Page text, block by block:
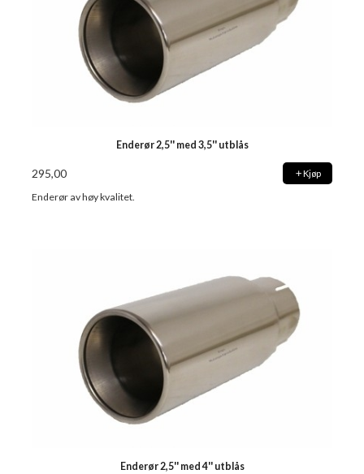
Enderør 2,5'' med 3,5'' utblås
295,00 Kjøp
Enderør av høy kvalitet.
Enderør 2,5'' med 4'' utblås